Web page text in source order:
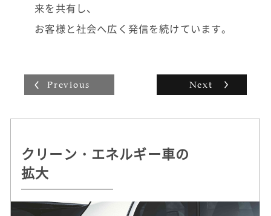
もしれませんが、女性でも扱いやすい工具も
最近は多々ありますので、男性の仕事と思う
で上を目指せるので、興味があればぜひ飛び
込んでみることをおすすめします。
来を共有し、
お客様と社会へ広く発信を続けています。
クリーン・エネルギー車の
拡大
持続可能な
クルマづくりを追求
自動運転 /
デジタル・サービスの革新
ドライビング・プレジャー
へのこだわり
Previous Next